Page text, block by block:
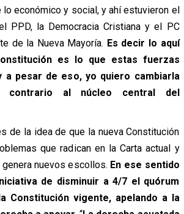
lo económico y social, y ahí estuvieron el
PPD, la Democracia Cristiana y el PC
de la Nueva Mayoría. Es decir lo aquí
es lo que estas fuerzas
a pesar de eso, yo quiero cambiarla
contrario al núcleo central del
de la idea de que la nueva Constitución
que radican en la Carta actual y
nuevos escollos. En ese sentido
de disminuir a 4/7 el quórum
Constitución vigente, apelando a la